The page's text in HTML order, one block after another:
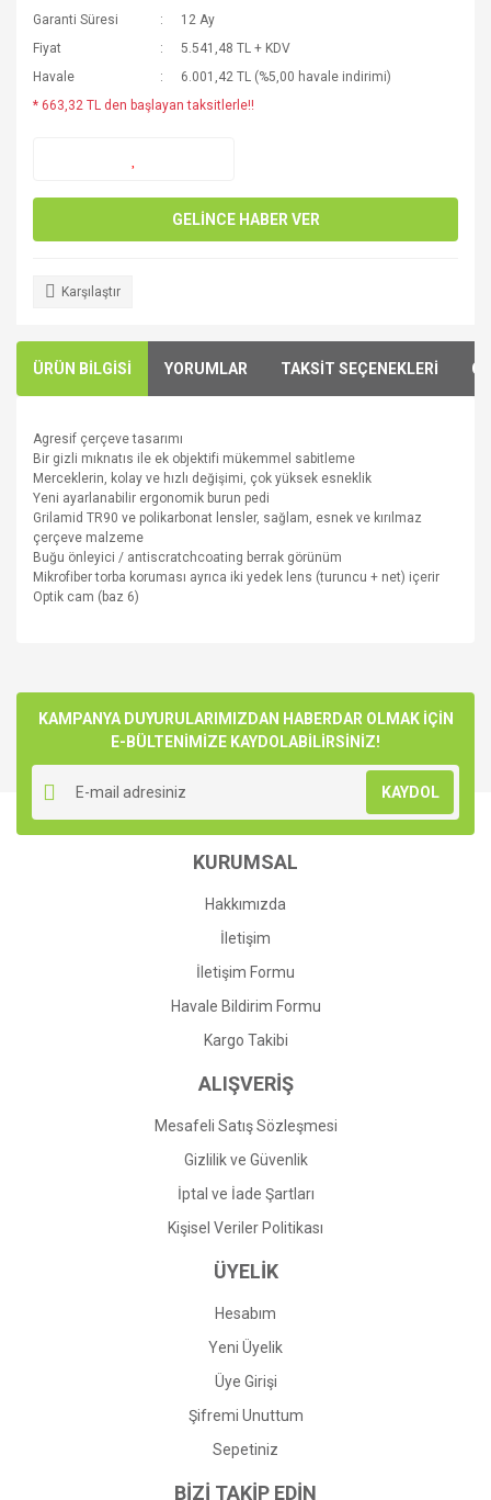
Garanti Süresi
12 Ay
Fiyat
5.541,48 TL + KDV
Havale
6.001,42 TL (%5,00 havale indirimi)
* 663,32 TL den başlayan taksitlerle!!
GELİNCE HABER VER
Karşılaştır
ÜRÜN BİLGİSİ YORUMLAR TAKSİT SEÇENEKLERİ
Agresif çerçeve tasarımı
Bir gizli mıknatıs ile ek objektifi mükemmel sabitleme
Merceklerin, kolay ve hızlı değişimi, çok yüksek esneklik
Yeni ayarlanabilir ergonomik burun pedi
Grilamid TR90 ve polikarbonat lensler, sağlam, esnek ve kırılmaz
çerçeve malzeme
Buğu önleyici / antiscratchcoating berrak görünüm
M ikrofiber torba koruması ayrıca iki yedek lens (turuncu + net) içerir
Optik cam (baz 6)
Yorum Yaz
kullanarak tarafımıza iletebilirsiniz.
Görüş ve önerileriniz için teşekkür ederiz.
Ürün resmi kalitesiz, bozuk veya görüntülenemiyor.
Ürün açıklamasında eksik bilgiler bulunuyor.
Ürün bilgilerinde hatalar bulunuyor.
Ürün fiyatı diğer sitelerden daha pahalı.
Gönder
KAMPANYA DUYURULARIMIZDAN HABERDAR OLMAK İÇİN
E-BÜLTENİMİZE KAYDOLABİLİRSİNİZ!
KAYDOL
KURUMSAL
Hakkımızda
İletişim
İletişim Formu
Havale Bildirim Formu
Kargo Takibi
ALIŞVERİŞ
Mesafeli Satış Sözleşmesi
Gizlilik ve Güvenlik
İptal ve İade Şartları
Kişisel Veriler Politikası
ÜYELİK
Hesabım
Yeni Üyelik
Üye Girişi
Şifremi Unuttum
Sepetiniz
BİZİ TAKİP EDİN